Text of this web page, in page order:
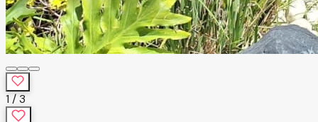
1 /3